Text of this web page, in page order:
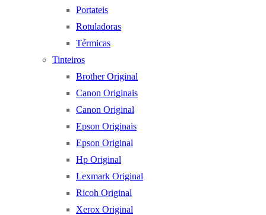
Portateis
Rotuladoras
Térmicas
Tinteiros
Brother Original
Canon Originais
Canon Original
Epson Originais
Epson Original
Hp Original
Lexmark Original
Ricoh Original
Xerox Original